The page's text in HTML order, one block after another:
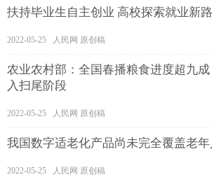
扶持毕业生自主创业 高校探索就业新
2022-05-25 人民网 原创稿
农业农村部：全国春播粮食进度超九
入扫尾阶段
2022-05-25 人民网 原创稿
我国数字适老化产品尚未完全覆盖老
2022-05-25 人民网 原创稿